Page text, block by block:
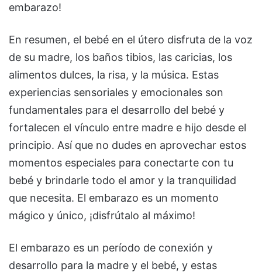
embarazo!
En resumen, el bebé en el útero disfruta de la voz
de su madre, los baños tibios, las caricias, los
alimentos dulces, la risa, y la música. Estas
experiencias sensoriales y emocionales son
fundamentales para el desarrollo del bebé y
fortalecen el vínculo entre madre e hijo desde el
principio. Así que no dudes en aprovechar estos
momentos especiales para conectarte con tu
bebé y brindarle todo el amor y la tranquilidad
que necesita. El embarazo es un momento
mágico y único, ¡disfrútalo al máximo!
El embarazo es un período de conexión y
desarrollo para la madre y el bebé, y estas